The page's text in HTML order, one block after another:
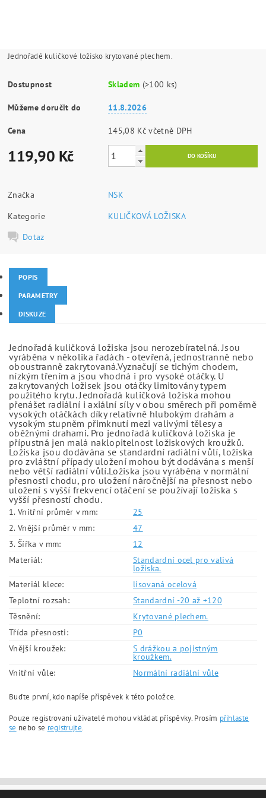
Jednořadé kuličkové ložisko krytované plechem.
Dostupnost Skladem (>100 ks)
Můžeme doručit do 11.8.2026
Cena 145,08 Kč včetně DPH
119,90 Kč
Značka
NSK
Kategorie
KULIČKOVÁ LOŽISKA
Dotaz
POPIS
PARAMETRY
DISKUZE
Jednořadá kuličková ložiska jsou nerozebíratelná. Jsou
vyráběna v několika řadách - otevřená, jednostranně nebo
oboustranně zakrytovaná.Vyznačují se tichým chodem,
nízkým třením a jsou vhodná i pro vysoké otáčky. U
zakrytovaných ložisek jsou otáčky limitovány typem
použitého krytu. Jednořadá kuličková ložiska mohou
přenášet radiální i axiální síly v obou směrech při poměrně
vysokých otáčkách díky relativně hlubokým drahám a
vysokým stupněm přimknutí mezi valivými tělesy a
oběžnými drahami. Pro jednořadá kuličková ložiska je
přípustná jen malá naklopitelnost ložiskových kroužků.
Ložiska jsou dodávána se standardní radiální vůlí, ložiska
pro zvláštní případy uložení mohou být dodávána s menší
nebo větší radiální vůlí.Ložiska jsou vyráběna v normální
přesnosti chodu, pro uložení náročnější na přesnost nebo
uložení s vyšší frekvencí otáčení se používají ložiska s
vyšší přesností chodu.
1. Vnitřní průměr v mm:
25
2. Vnější průměr v mm:
47
3. Šířka v mm:
12
Materiál:
Standardní ocel pro valivá
ložiska.
Materiál klece:
lisovaná ocelová
Teplotní rozsah:
Standardní -20 až +120
Těsnění:
Krytované plechem.
Třída přesnosti:
P0
Vnější kroužek:
S drážkou a pojistným
kroužkem.
Vnitřní vůle:
Normální radiální vůle
Buďte první, kdo napíše příspěvek k této položce.
Pouze registrovaní uživatelé mohou vkládat příspěvky. Prosím přihlaste
se nebo se registrujte.